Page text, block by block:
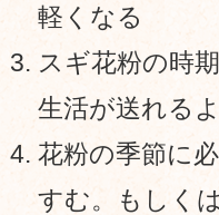
軽くなる
スギ花粉の時
生活が送れる
花粉の季節に
すむ。もしく